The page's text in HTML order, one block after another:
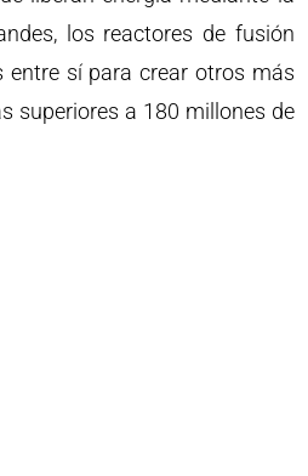
los reactores de fusión
entre sí para crear otros más
superiores a 180 millones de